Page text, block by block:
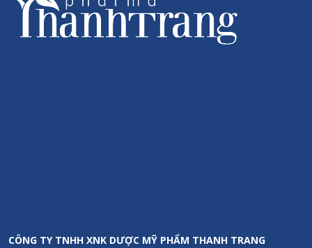
Chính sách
CÔNG TY TNHH XNK DƯỢC MỸ PHẨM THANH TRANG